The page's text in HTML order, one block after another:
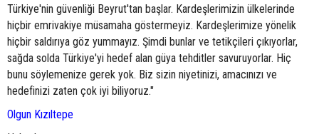
Türkiye'nin güvenliği Beyrut'tan başlar. Kardeşlerimizin ülkelerinde
hiçbir emrivakiye müsamaha göstermeyiz. Kardeşlerimize yönelik
hiçbir saldırıya göz yummayız. Şimdi bunlar ve tetikçileri çıkıyorlar,
sağda solda Türkiye'yi hedef alan güya tehditler savuruyorlar. Hiç
bunu söylemenize gerek yok. Biz sizin niyetinizi, amacınızı ve
hedefinizi zaten çok iyi biliyoruz."
Olgun Kızıltepe